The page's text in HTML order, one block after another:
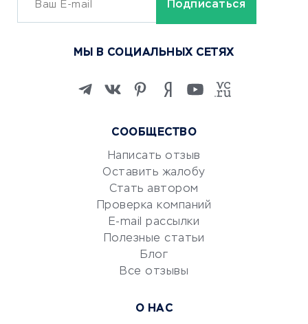
ОБУЧЕНИЕ И РАБОТА
Изучение иностранных
Маркетинг и продажи
Репетиторство
Красота и здоровье
Сервисы по поиску работы
Сетевой маркетинг
УСЛУГИ ДЛЯ БИЗНЕСА
СООБЩЕСТВО
Написать отзыв
Оставить жалобу
Стать автором
Проверка компаний
E-mail рассылки
Полезные статьи
Блог
Все отзывы
О НАС
МЫ В СОЦИАЛЬНЫХ СЕТЯХ